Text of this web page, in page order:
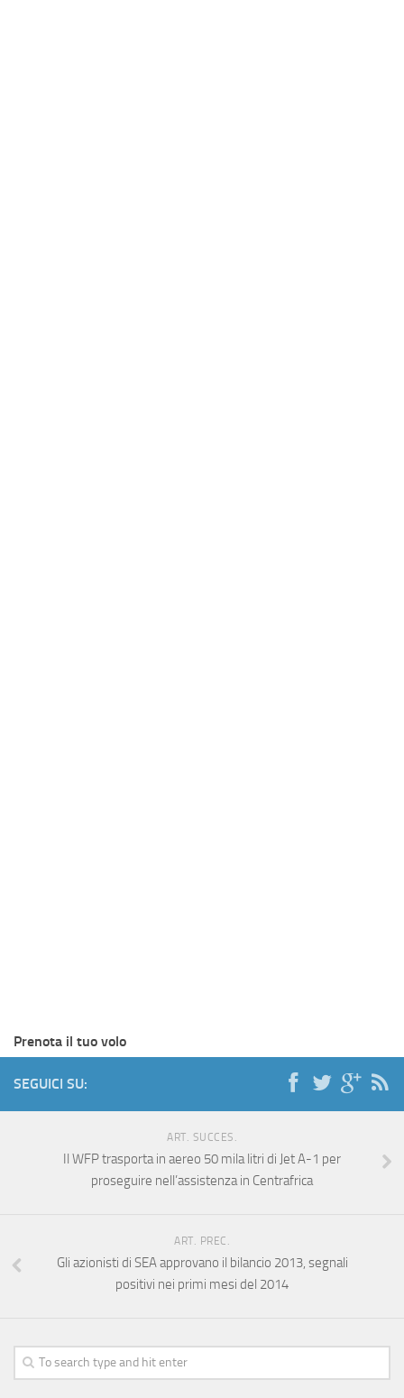
Prenota il tuo volo
SEGUICI SU:
ART. SUCCES.
Il WFP trasporta in aereo 50 mila litri di Jet A-1 per
proseguire nell’assistenza in Centrafrica
ART. PREC.
Gli azionisti di SEA approvano il bilancio 2013, segnali
positivi nei primi mesi del 2014